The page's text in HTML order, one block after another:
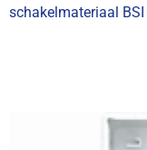
schakelmateriaal BSI